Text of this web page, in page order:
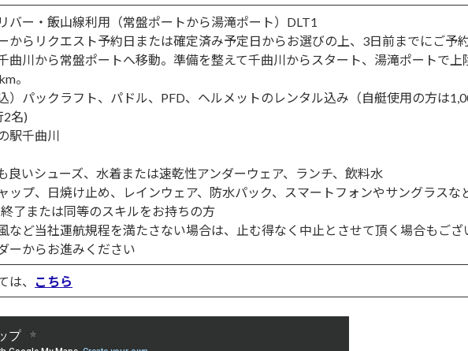
バー・飯山線利用（常盤ポートから湯滝ポート）DLT1
からリクエスト予約日または確定済み予定日からお選びの上、3日前までにご予
曲川から常盤ポートへ移動。準備を整えて千曲川からスタート、湯滝ポートで
。
）パックラフト、パドル、PFD、ヘルメットのレンタル込み（自艇使用の方は
2名)
駅千曲川
良いシューズ、水着または速乾性アンダーウェア、ランチ、飲料水
ップ、日焼け止め、レインウェア、防水パック、スマートフォンやサングラスな
了または同等のスキルをお持ちの方
など当社運航規程を満たさない場合は、止む得なく中止とさせて頂く場合もござ
ーからお進みください
は、 こちら